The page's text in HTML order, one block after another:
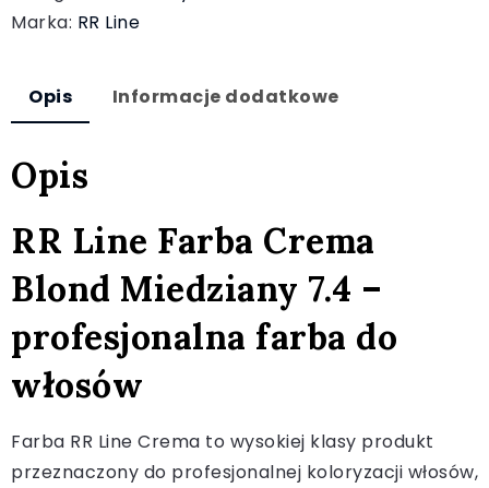
Marka: RR Line
Opis Informacje dodatkowe
Opis
RR Line Farba Crema
Blond Miedziany 7.4 –
profesjonalna farba do
włosów
Farba RR Line Crema to wysokiej klasy produkt
przeznaczony do profesjonalnej koloryzacji włosów,